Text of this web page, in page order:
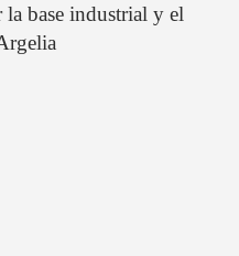
la base industrial y el